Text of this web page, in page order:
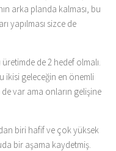
arka planda kalması, bu
yapılması sizce de
de 2 hedef olmalı.
ikisi geleceğin en önemli
var ama onların gelişine
biri hafif ve çok yüksek
bir aşama kaydetmiş.